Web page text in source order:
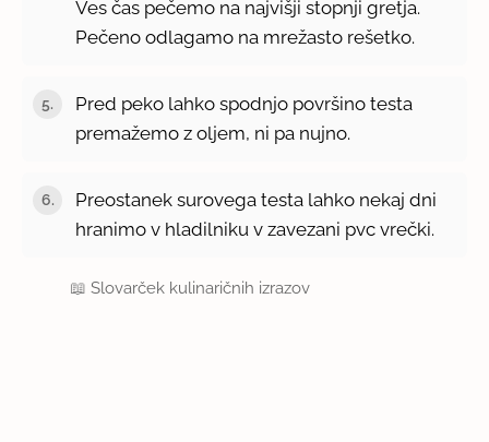
Ves čas pečemo na najvišji stopnji gretja.
Pečeno odlagamo na mrežasto rešetko.
Pred peko lahko spodnjo površino testa
premažemo z oljem, ni pa nujno.
Preostanek surovega testa lahko nekaj dni
hranimo v hladilniku v zavezani pvc vrečki.
📖Slovarček kulinaričnih izrazov